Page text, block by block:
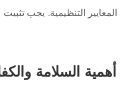
المعايير التنظيمية. يجب تثبيت
أهمية السلامة